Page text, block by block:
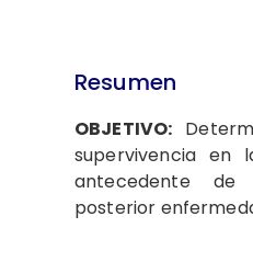
Resumen
OBJETIVO:
supervivencia en
antecedente de
posterior